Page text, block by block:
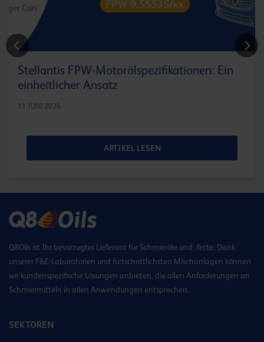
Stellantis FPW-Motorölspezifikationen: Ein
einheitlicher Ansatz
11 JUNI 2026
ARTIKEL LESEN
Q8Oils ist Ihr bevorzugter Lieferant für Schmieröle und -fette. Dank
unserer F&E-Laboratorien und fortschrittlichsten Mischanlagen können
wir kundenspezifische Lösungen anbieten, die allen Anforderungen an
Schmiermitteln in allen Anwendungen entsprechen.
SEKTOREN